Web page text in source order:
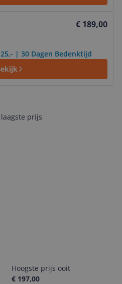
€ 189,00
| 30 Dagen Bedenktijd
prijs
Hoogste prijs ooit
€ 197,00